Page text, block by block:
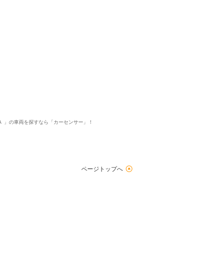
の車両を探すなら「カーセンサー」！
ページトップへ